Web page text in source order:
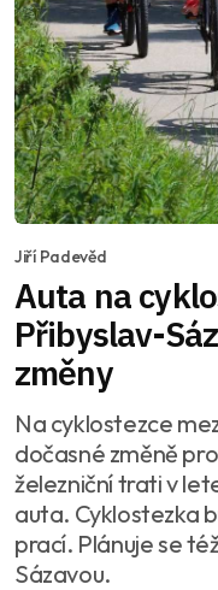
Jiří Padevěd
Auta na
Přibyslav-
změny
Na cyklostezce
dočasné změně
železniční trati v
auta. Cyklostezka
prací. Plánuje se
Sázavou.